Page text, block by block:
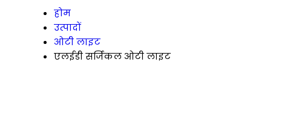
होम
उत्पादों
ओटी लाइट
एलईडी सर्जिकल ओटी लाइट